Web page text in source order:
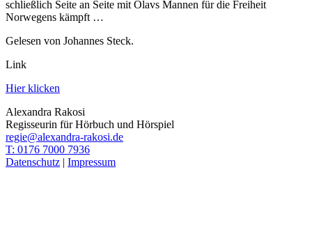
schließlich Seite an Seite mit Olavs Mannen für die Freiheit
Norwegens kämpft …
Gelesen von Johannes Steck.
Link
Hier klicken
Alexandra Rakosi
Regisseurin für Hörbuch und Hörspiel
regie@alexandra-rakosi.de
T: 0176 7000 7936
Datenschutz | Impressum